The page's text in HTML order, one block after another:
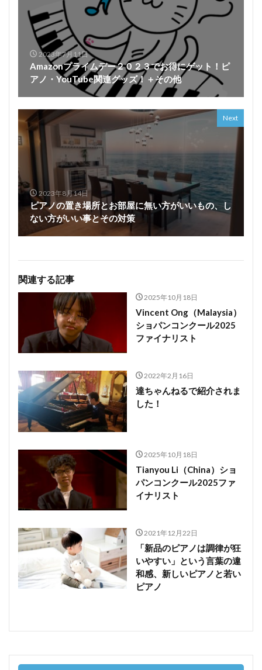
2023年7月11日
Amazonプライムデー２０２３でお得にゲット！ピ
アノ・YouTube関連グッズ！＋その他
Next
2023年8月14日
ピアノの置き場所とお部屋に無い方がいいもの、し
ない方がいい事とその対策
関連する記事
2025年10月18日
Vincent Ong（Malaysia）
ショパンコンクール2025
ファイナリスト
2022年2月16日
達ちゃんねるで紹介されま
した！
2025年10月18日
Tianyou Li（China）ショ
パンコンクール2025ファ
イナリスト
2021年12月22日
「新品のピアノは調律が狂
いやすい」という言葉の違
和感、新しいピアノと若い
ピアノ